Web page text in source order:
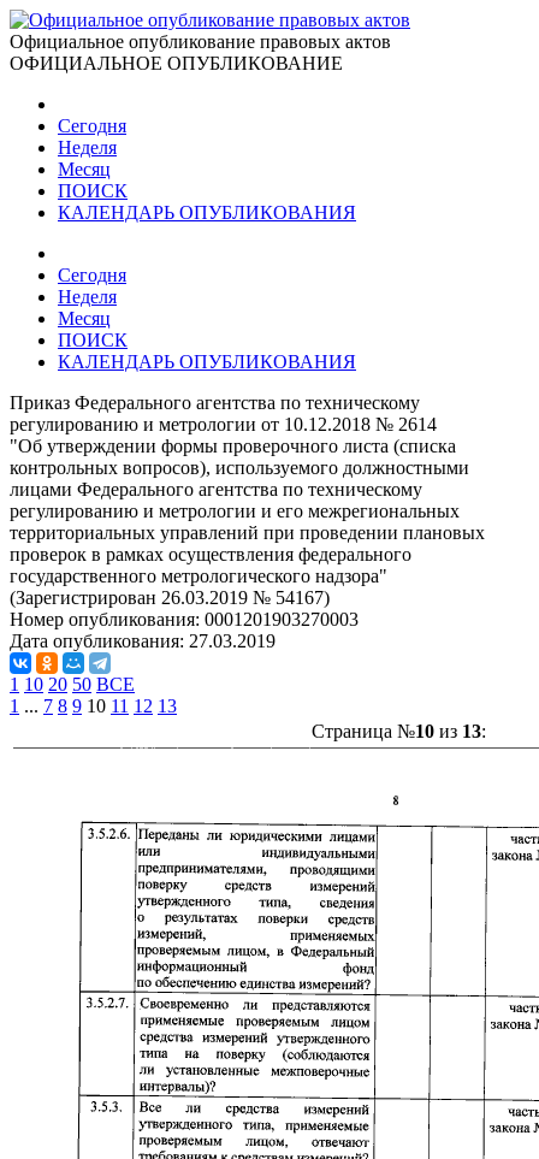
Официальное опубликование правовых актов
ОФИЦИАЛЬНОЕ ОПУБЛИКОВАНИЕ
Сегодня
Неделя
Месяц
ПОИСК
КАЛЕНДАРЬ ОПУБЛИКОВАНИЯ
Сегодня
Неделя
Месяц
ПОИСК
КАЛЕНДАРЬ ОПУБЛИКОВАНИЯ
Приказ Федерального агентства по техническому
регулированию и метрологии от 10.12.2018 № 2614
"Об утверждении формы проверочного листа (списка
контрольных вопросов), используемого должностными
лицами Федерального агентства по техническому
регулированию и метрологии и его межрегиональных
территориальных управлений при проведении плановых
проверок в рамках осуществления федерального
государственного метрологического надзора"
(Зарегистрирован 26.03.2019 № 54167)
Номер опубликования: 0001201903270003
Дата опубликования: 27.03.2019
1 10 20 50 ВСЕ
1 ... 7 8 9 10 11 12 13
Страница №10из 13: